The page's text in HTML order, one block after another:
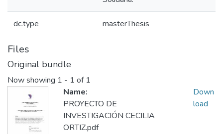
dc.type masterThesis
Files
Original bundle
Now showing 1 - 1 of 1
Name:
PROYECTO DE
INVESTIGACIÓN CECILIA
ORTIZ.pdf
Down
load